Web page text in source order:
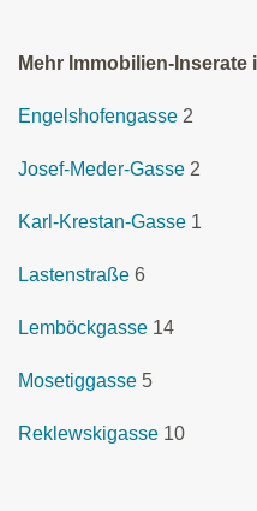
Mehr Immobilien-Inserate
Engelshofengasse 2
Josef-Meder-Gasse 2
Karl-Krestan-Gasse 1
Lastenstraße 6
Lemböckgasse 14
Mosetiggasse 5
Reklewskigasse 10